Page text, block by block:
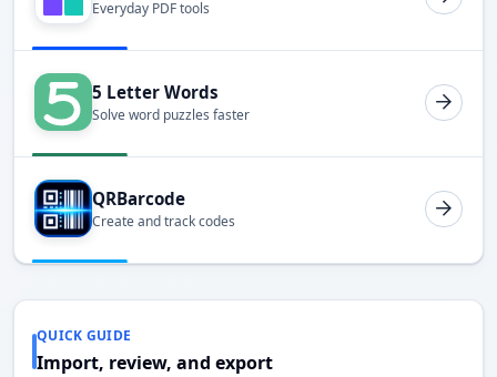
Everyday PDF tools
5 Letter Words
Solve word puzzles faster
QRBarcode
Create and track codes
QUICK GUIDE
Import, review, and export